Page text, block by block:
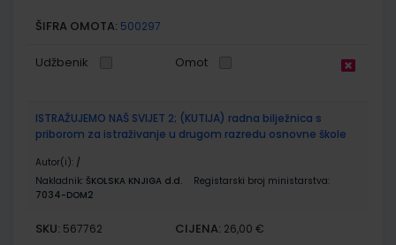
ŠIFRA OMOTA: 500297
Udžbenik Omot
ISTRAŽUJEMO NAŠ SVIJET 2; (KUTIJA) radna bilježnica s
priborom za istraživanje u drugom razredu osnovne škole
Autor(i): /
Nakladnik: ŠKOLSKA KNJIGA d.d.
Registarski broj ministarstva:
7034-DOM2
SKU: 567762 CIJENA: 26,00 €